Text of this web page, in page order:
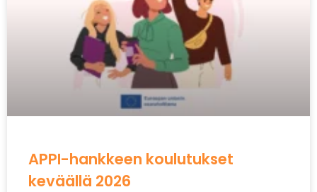
APPI-hankkeen koulutukset
keväällä 2026